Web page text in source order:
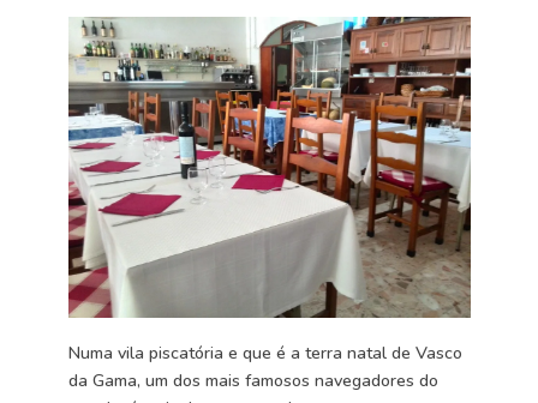
Numa vila piscatória e que é a terra natal de Vasco
da Gama, um dos mais famosos navegadores do